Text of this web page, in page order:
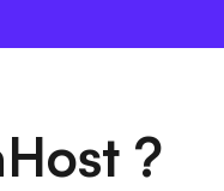
?